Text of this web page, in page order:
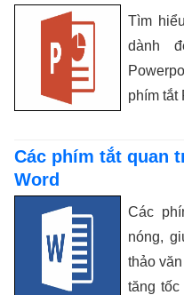
Tìm
dành
phím tắt
Các phím tắt quan
Word
Các
nóng,
thảo
tăng